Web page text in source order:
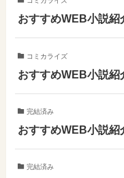
おすすめWEB小説紹
コミカライズ
おすすめWEB小説紹
完結済み
おすすめWEB小説紹
完結済み